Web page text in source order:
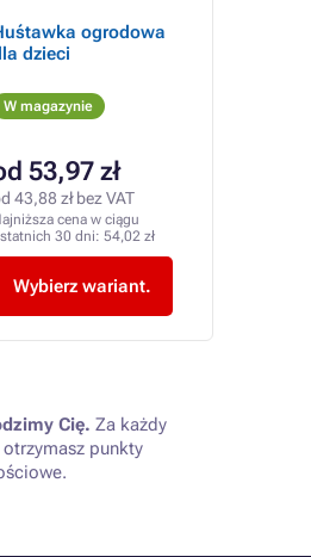
ogrodowa
dzieci
W magazynie
53,97 zł
43,88 zł bez VAT
cena w ciągu
30 dni: 54,02 zł
Wybierz wariant.
Cię. Za każdy
punkty